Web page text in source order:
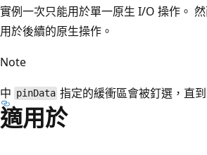
實例一次只能用於單一原生 I/O 操作。
用於後續的原生操作。
Note
中 pinData 指定的緩衝區會被釘選，直到
適用於